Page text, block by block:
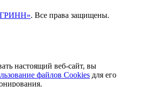
. Все права защищены.
настоящий веб-сайт, вы
файлов Cookies для его